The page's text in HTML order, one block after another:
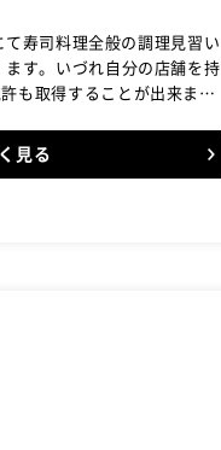
す。いづれ自分の店舗を持
も取得することが出来ま
２位
見る